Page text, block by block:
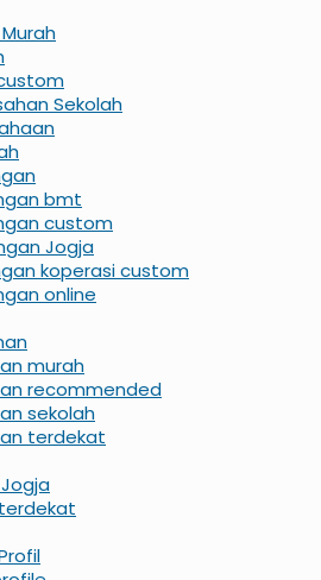
Sekolah
bmt
custom
Jogja
koperasi custom
online
murah
recommended
sekolah
terdekat